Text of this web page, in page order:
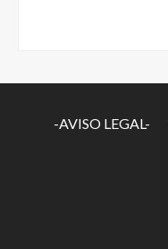
-AVISO LEGAL-